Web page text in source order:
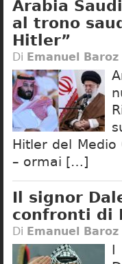
Arabia
al trono
Hitler”
Di Emanuel Baroz
Hitler del
– ormai […]
Il signor
confronti di
Di Emanuel Baroz
I